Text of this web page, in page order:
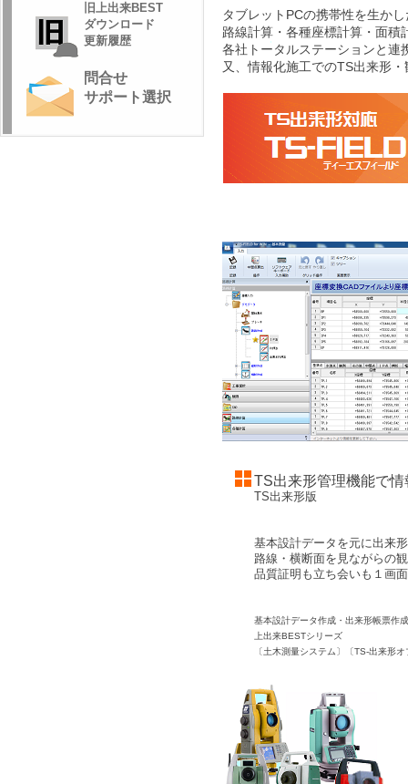
タブレットPCの携帯性を生か
路線計算・各種座標計算・面積
各社トータルステーションと連
又、情報化施工でのTS出来形
TS出来形管理機能で情
TS出来形版
基本設計データを元に出来
路線・横断面を見ながらの
品質証明も立ち会いも１画
基本設計データ作成・出来形帳票作
上出来BESTシリーズ
〔土木測量システム〕〔TS-出来形
旧上出来BEST
ダウンロード
更新履歴
問合せ
サポート選択